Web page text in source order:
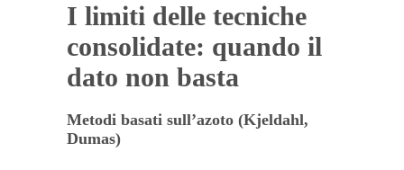
I limiti delle tecniche
consolidate: quando il
dato non basta
Metodi basati sull’azoto (Kjeldahl,
Dumas)